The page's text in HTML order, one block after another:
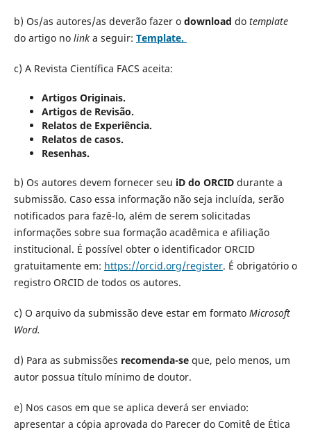
b) Os/as autores/as deverão fazer o download dotemplate
do artigo nolinka seguir: Template.
c) A Revista Científica FACS aceita:
Artigos Originais.
Artigos de Revisão.
Relatos de Experiência.
Relatos de casos.
Resenhas.
b) Os autores devem fornecer seu iD do ORCIDdurante a
submissão. Caso essa informação não seja incluída, serão
notificados para fazê-lo, além de serem solicitadas
informações sobre sua formação acadêmica e afiliação
institucional. É possível obter o identificador ORCID
gratuitamente em: https://orcid.org/register. É obrigatório o
registro ORCID de todos os autores.
c) O arquivo da submissão deve estar em formato Microsoft
Word.
d) Para as submissões recomenda-seque, pelo menos, um
autor possua título mínimo de doutor.
e) Nos casos em que se aplica deverá ser enviado:
apresentar a cópia aprovada do Parecer do Comitê de Ética